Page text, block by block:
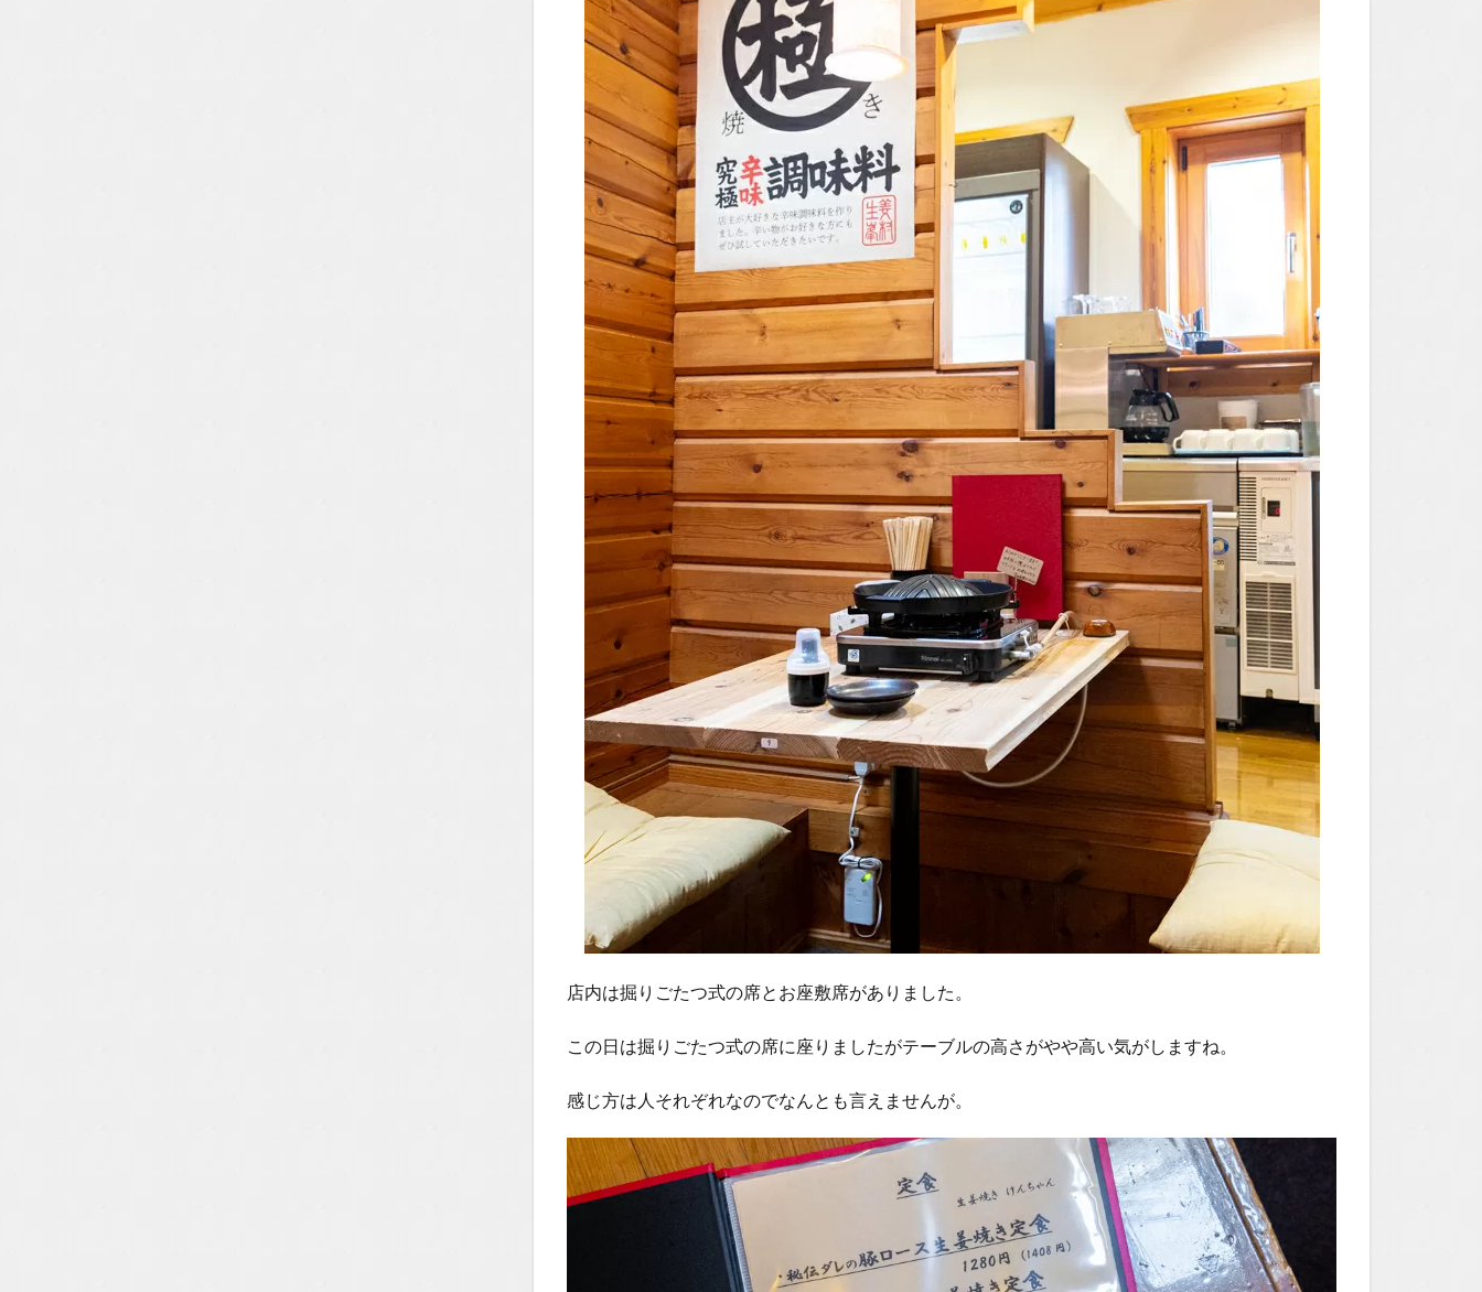
店内は掘りごたつ式の席とお座敷席がありました。
この日は掘りごたつ式の席に座りましたがテーブルの高さがやや高い気がしますね。
感じ方は人それぞれなのでなんとも言えませんが。